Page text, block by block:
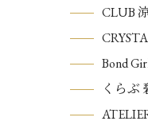
CLUB
Bond
くらぶ